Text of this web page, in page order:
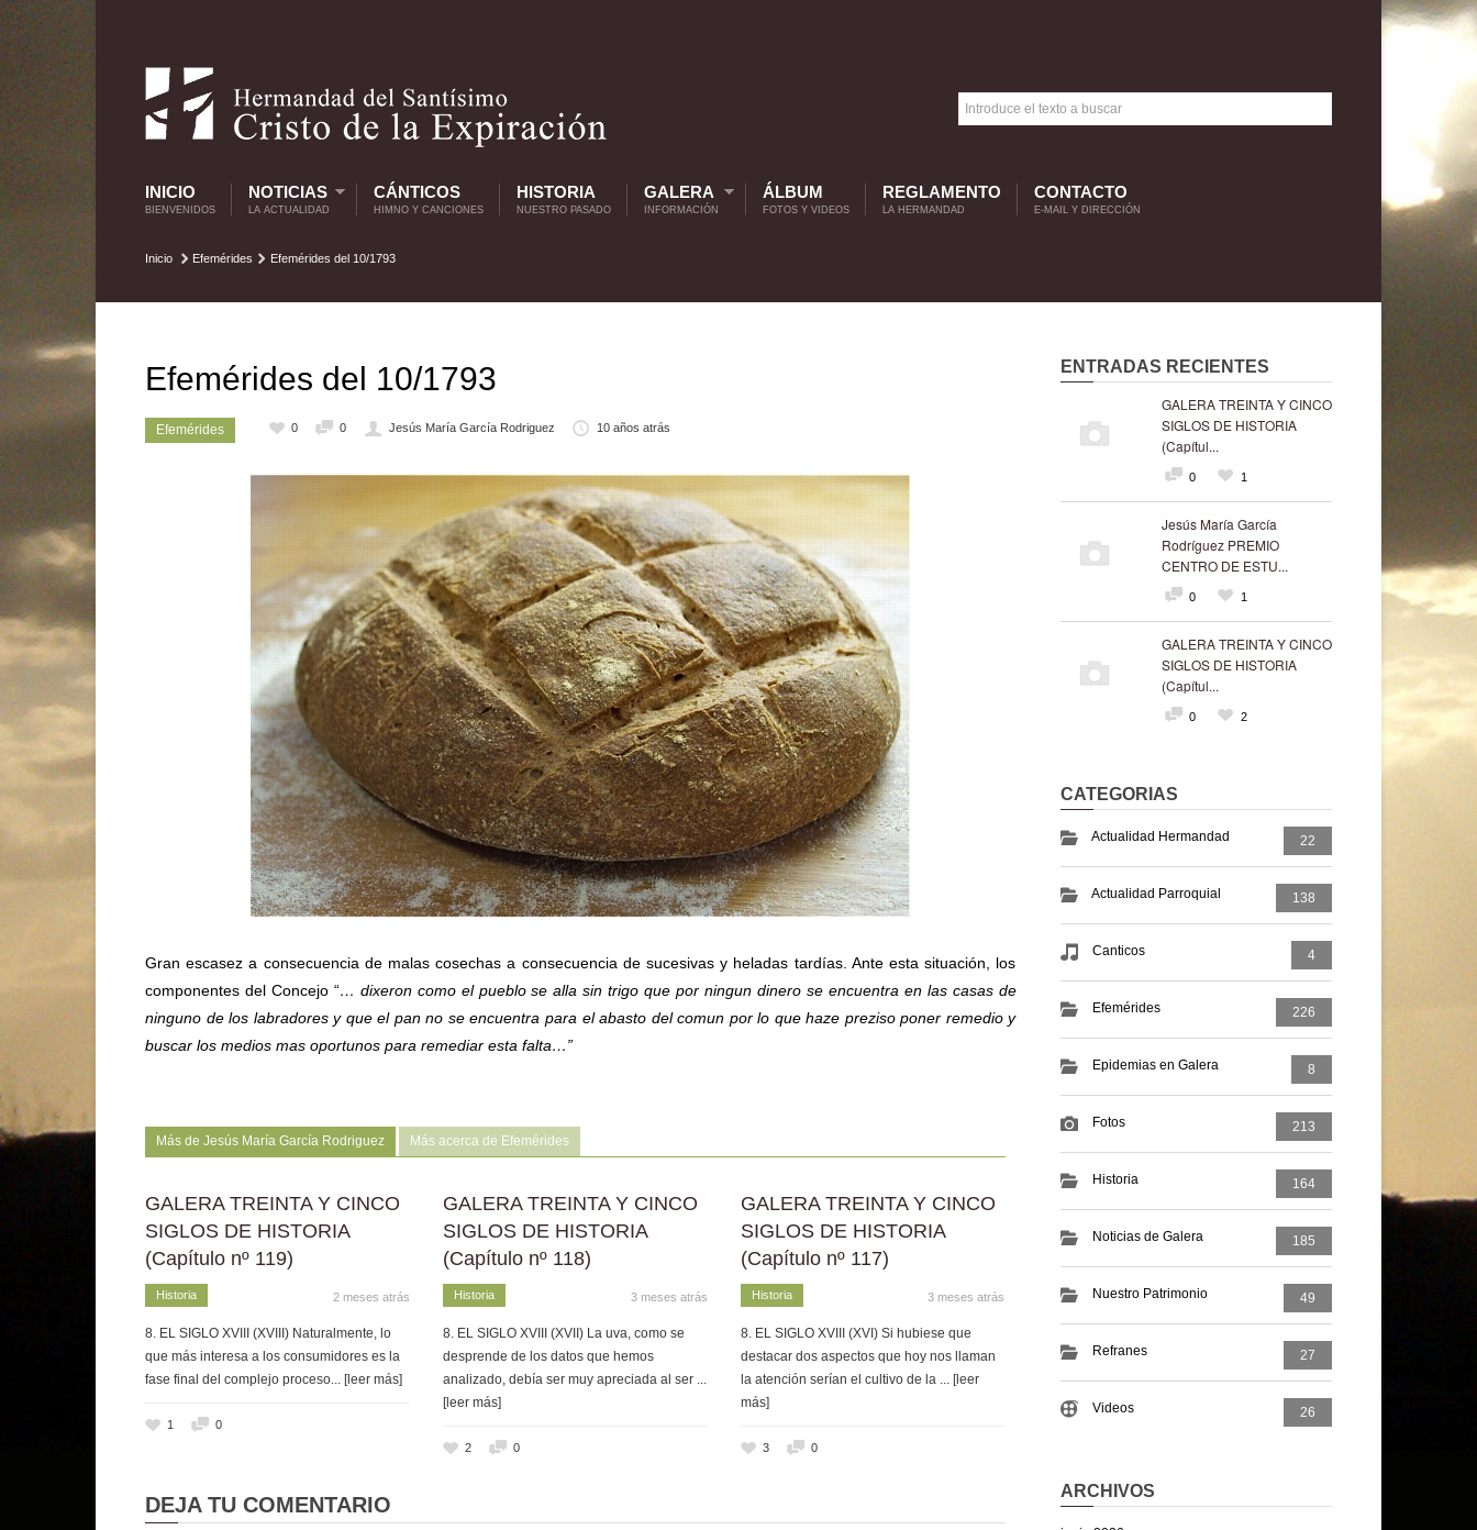
INICIO
BIENVENIDOS
NOTICIAS
LA ACTUALIDAD
CÁNTICOS
HIMNO Y CANCIONES
HISTORIA
NUESTRO PASADO
GALERA
INFORMACIÓN
ÁLBUM
FOTOS Y VIDEOS
REGLAMENTO
LA HERMANDAD
CONTACTO
E-MAIL Y DIRECCIÓN
Inicio Efemérides Efemérides del 10/1793
Efemérides del 10/1793
Efemérides 0 0 Jesús María García Rodriguez 10 años atrás
Gran escasez a consecuencia de malas cosechas a consecuencia de sucesivas y heladas tardías. Ante esta situación, los
componentes del Concejo “… dixeron como el pueblo se alla sin trigo que por ningun dinero se encuentra en las casas de
ninguno de los labradores y que el pan no se encuentra para el abasto del comun por lo que haze preziso poner remedio y
buscar los medios mas oportunos para remediar esta falta…”
Más de Jesús María García Rodriguez Más acerca de Efemérides
GALERA TREINTA Y CINCO
SIGLOS DE HISTORIA
(Capítulo nº 119)
Historia 2 meses atrás
8. EL SIGLO XVIII (XVIII) Naturalmente, lo
que más interesa a los consumidores es la
fase final del complejo proceso... [leer más]
1 0
GALERA TREINTA Y CINCO
SIGLOS DE HISTORIA
(Capítulo nº 118)
Historia 3 meses atrás
8. EL SIGLO XVIII (XVII) La uva, como se
desprende de los datos que hemos
analizado, debía ser muy apreciada al ser ...
[leer más]
2 0
GALERA TREINTA Y CINCO
SIGLOS DE HISTORIA
(Capítulo nº 117)
Historia 3 meses atrás
8. EL SIGLO XVIII (XVI) Si hubiese que
destacar dos aspectos que hoy nos llaman
la atención serían el cultivo de la ... [leer
más]
3 0
DEJA TU COMENTARIO
ENTRADAS RECIENTES
GALERA TREINTA Y CINCO
SIGLOS DE HISTORIA
(Capítul...
0 1
Jesús María García
Rodríguez PREMIO
CENTRO DE ESTU...
0 1
GALERA TREINTA Y CINCO
SIGLOS DE HISTORIA
(Capítul...
0 2
CATEGORIAS
Actualidad Hermandad 22
Actualidad Parroquial 138
Canticos 4
Efemérides 226
Epidemias en Galera 8
Fotos 213
Historia 164
Noticias de Galera 185
Nuestro Patrimonio 49
Refranes 27
Videos 26
ARCHIVOS